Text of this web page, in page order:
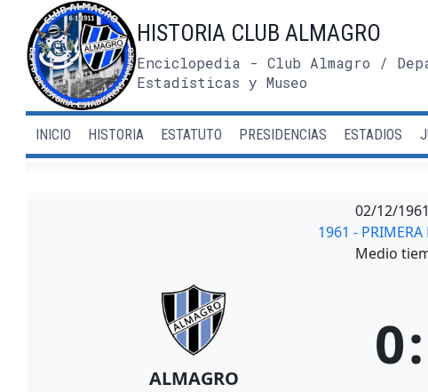
contenido
HISTORIA CLUB ALMAGRO
Enciclopedia - Club Almagro /
Estadísticas y Museo
INICIO HISTORIA ESTATUTO PRESIDENCIAS ESTADIOS
02/12/1961
1961 - PRIMERA
Medio
ALMAGRO 0: